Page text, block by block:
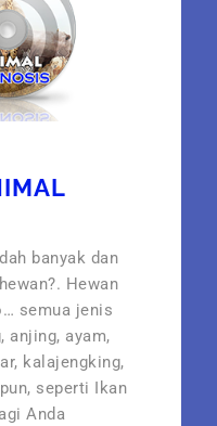
banyak dan
Hewan
semua jenis
anjing, ayam,
kalajengking,
seperti Ikan
Anda